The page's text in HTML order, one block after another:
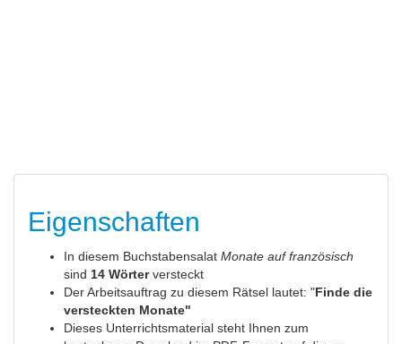
Eigenschaften
In diesem Buchstabensalat Monate auf französisch
sind 14 Wörterversteckt
Der Arbeitsauftrag zu diesem Rätsel lautet: "Finde die
versteckten Monate"
Dieses Unterrichtsmaterial steht Ihnen zum